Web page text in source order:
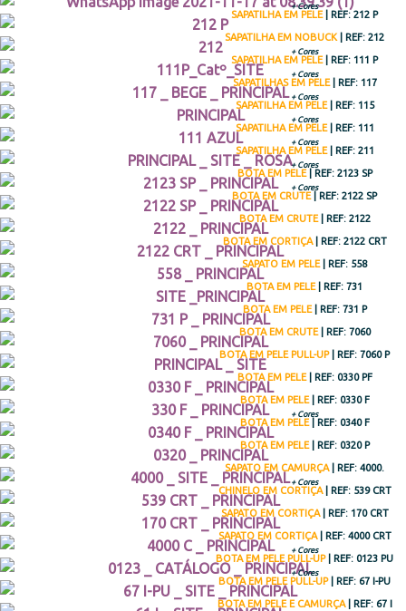
Botas de Proteção
ES
+ Cores
SAPATILHA EM PELE | REF: 212 P
SAPATILHA EM NOBUCK | REF: 212
+ Cores
SAPATILHA EM PELE | REF: 111 P
+ Cores
SAPATILHAS EM PELE | REF: 117
+ Cores
SAPATILHA EM PELE | REF: 115
+ Cores
SAPATILHA EM PELE | REF: 111
+ Cores
SAPATILHA EM PELE | REF: 211
+ Cores
BOTA EM PELE | REF: 2123 SP
+ Cores
BOTA EM CRUTE | REF: 2122 SP
BOTA EM CRUTE | REF: 2122
BOTA EM CORTIÇA | REF: 2122 CRT
SAPATO EM PELE | REF: 558
BOTA EM PELE | REF: 731
BOTA EM PELE | REF: 731 P
BOTA EM CRUTE | REF: 7060
BOTA EM PELE PULL-UP | REF: 7060 P
BOTA EM PELE | REF: 0330 PF
BOTA EM PELE | REF: 0330 F
+ Cores
BOTA EM PELE | REF: 0340 F
BOTA EM PELE | REF: 0320 P
SAPATO EM CAMURÇA | REF: 4000.
+ Cores
CHINELO EM CORTIÇA | REF: 539 CRT
SAPATO EM CORTIÇA | REF: 170 CRT
SAPATO EM CORTIÇA | REF: 4000 CRT
+ Cores
BOTA EM PELE PULL-UP | REF: 0123 PU
+ Cores
BOTA EM PELE PULL-UP | REF: 67 I-PU
BOTA EM PELE E CAMURÇA | REF: 67 I